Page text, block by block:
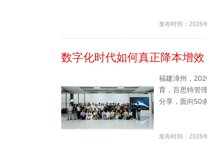
发布时间：2026
数字化时代如何真正降本增
福建漳州，
育，百思特管
分享，面向50
发布时间：2026